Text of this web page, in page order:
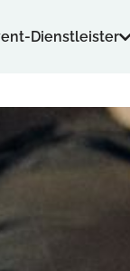
Dienstleister